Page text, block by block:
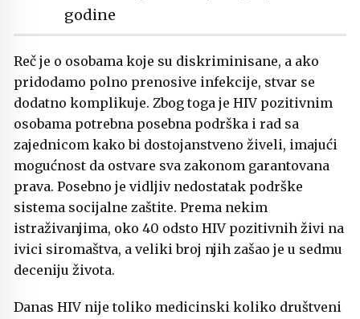
godine
Reč je o osobama koje su diskriminisane, a ako
pridodamo polno prenosive infekcije, stvar se
dodatno komplikuje. Zbog toga je HIV pozitivnim
osobama potrebna posebna podrška i rad sa
zajednicom kako bi dostojanstveno živeli, imajući
mogućnost da ostvare sva zakonom garantovana
prava. Posebno je vidljiv nedostatak podrške
sistema socijalne zaštite. Prema nekim
istraživanjima, oko 40 odsto HIV pozitivnih živi na
ivici siromaštva, a veliki broj njih zašao je u sedmu
deceniju života.
Danas HIV nije toliko medicinski koliko društveni